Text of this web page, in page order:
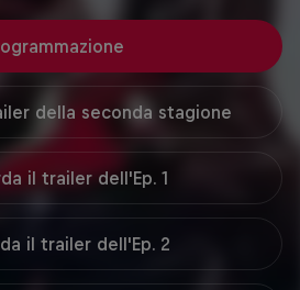
della seconda stagione
il trailer dell'Ep. 1
il trailer dell'Ep. 2